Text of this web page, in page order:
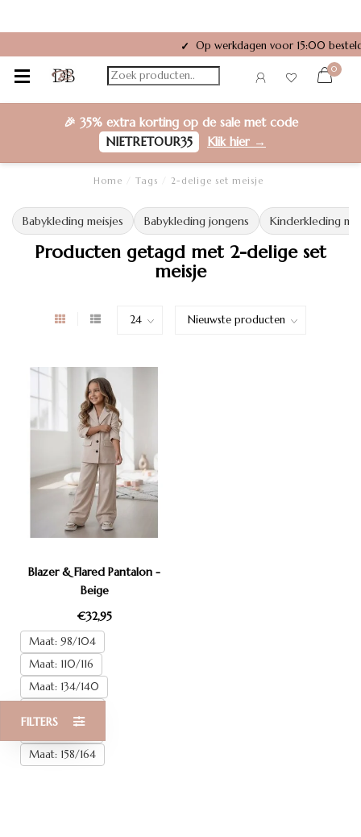
✓ Op werkdagen voor 15:00
0
🎉 35% extra kortingop de sale met code
NIETRETOUR35
Klik hier →
Home Tags 2-delige set meisje
Babykleding meisjes Babykleding jongens Kinderkleding
Producten getagd met 2-delige set
meisje
FILTERS
Blazer & Flared Pantalon -
Beige
€32,95
Maat: 98/104
Maat: 110/116
Maat: 134/140
Maat: 158/164